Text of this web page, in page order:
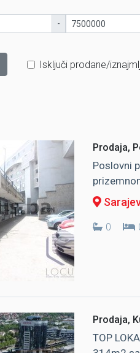
-
Isključi prodane/
Prodaja,
Poslovni
0
Prodaja,
TOP